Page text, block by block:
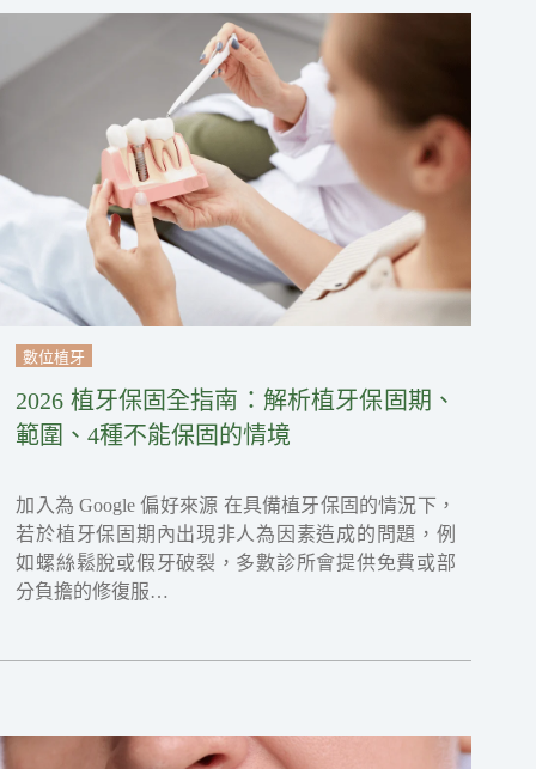
數位植牙
2026 植牙保固全指南：解析植牙保固期、
範圍、4種不能保固的情境
加入為 Google 偏好來源 在具備植牙保固的情況下，
若於植牙保固期內出現非人為因素造成的問題，例
如螺絲鬆脫或假牙破裂，多數診所會提供免費或部
分負擔的修復服…